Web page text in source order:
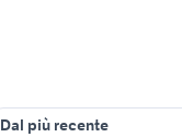
Dal più recente